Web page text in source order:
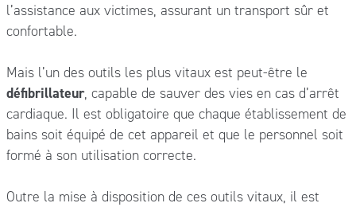
l’assistance aux victimes, assurant un transport sûr et
confortable.
Mais l’un des outils les plus vitaux est peut-être le
défibrillateur, capable de sauver des vies en cas d’arrêt
cardiaque. Il est obligatoire que chaque établissement de
bains soit équipé de cet appareil et que le personnel soit
formé à son utilisation correcte.
Outre la mise à disposition de ces outils vitaux, il est